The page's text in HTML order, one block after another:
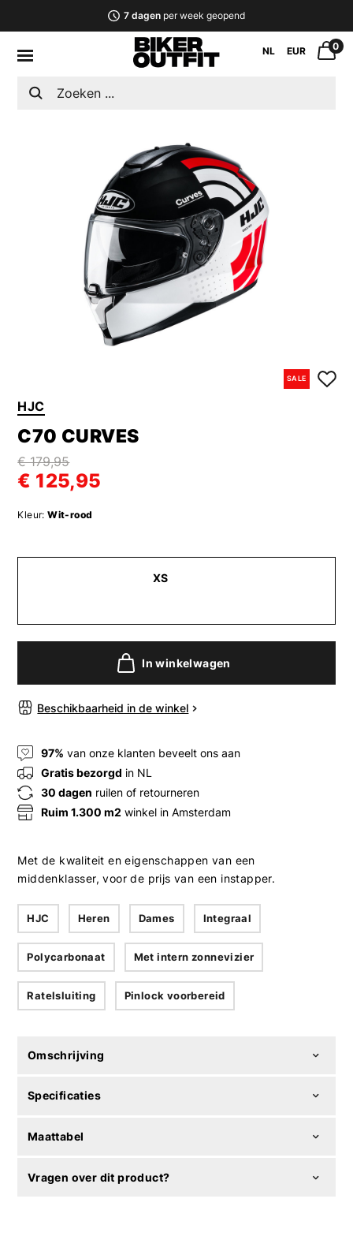
7 dagenper week geopend
NL EUR 0
SALE
HJC
C70 CURVES
€ 179,95
€ 125,95
Kleur: Wit-rood
XS
In winkelwagen
Beschikbaarheid in de winkel
97% van onze klanten beveelt ons aan
Gratis bezorgd in NL
30 dagen ruilen of retourneren
Ruim 1.300 m2 winkel in Amsterdam
Met de kwaliteit en eigenschappen van een
middenklasser, voor de prijs van een instapper.
HJC Heren Dames Integraal
Polycarbonaat Met intern zonnevizier
Ratelsluiting Pinlock voorbereid
Omschrijving
Specificaties
Maattabel
Vragen over dit product?